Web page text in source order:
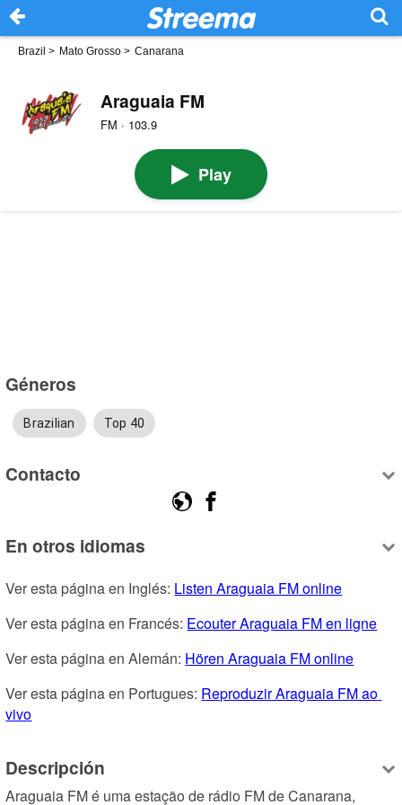
Brazil > Mato Grosso > Canarana
Araguaia FM
FM · 103.9
Play
Géneros
Brazilian Top 40
Contacto
En otros idiomas
Ver esta página en Inglés: Listen Araguaia FM online
Ver esta página en Francés: Ecouter Araguaia FM en ligne
Ver esta página en Alemán: Hören Araguaia FM online
Ver esta página en Portugues: Reproduzir Araguaia FM ao
vivo
Descripción
Araguaia FM é uma estação de rádio FM de Canarana,